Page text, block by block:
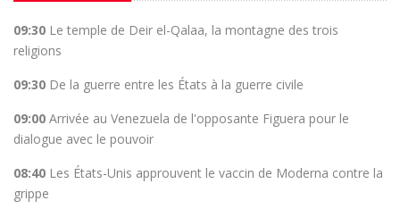
09:30 Le temple de Deir el-Qalaa, la montagne des trois
religions
09:30 De la guerre entre les États à la guerre civile
09:00 Arrivée au Venezuela de l'opposante Figuera pour le
dialogue avec le pouvoir
08:40 Les États-Unis approuvent le vaccin de Moderna contre la
grippe